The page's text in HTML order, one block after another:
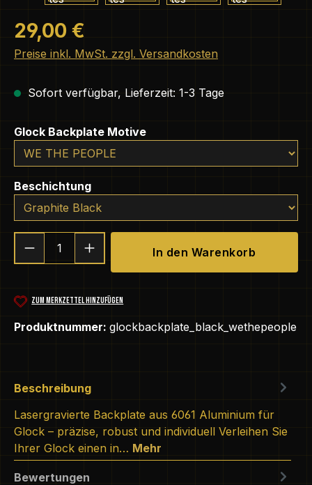
Regulärer Preis:
29,00 €
Preise inkl. MwSt. zzgl. Versandkosten
Sofort verfügbar, Lieferzeit: 1-3 Tage
Glock Backplate Motiveauswählen
Beschichtungauswählen
Produkt Anzahl: Gib den
In den Warenkorb
ZUM MERKZETTEL HINZUFÜGEN
Produktnummer: glockbackplate_black_wethepeople
Beschreibung
Lasergravierte Backplate aus 6061 Aluminium für
Glock – präzise, robust und individuell Verleihen Sie
Ihrer Glock einen in… Mehr
Bewertungen